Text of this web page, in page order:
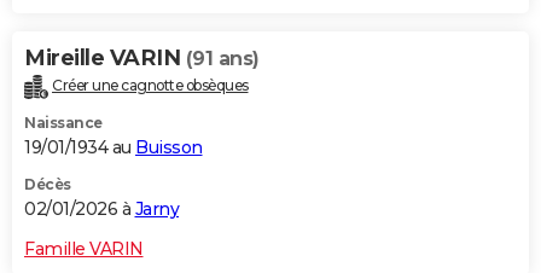
Mireille VARIN (91 ans)
Créer une cagnotte obsèques
Naissance
19/01/1934 au Buisson
Décès
02/01/2026 à Jarny
Famille VARIN